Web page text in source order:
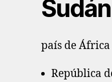
país de África
República